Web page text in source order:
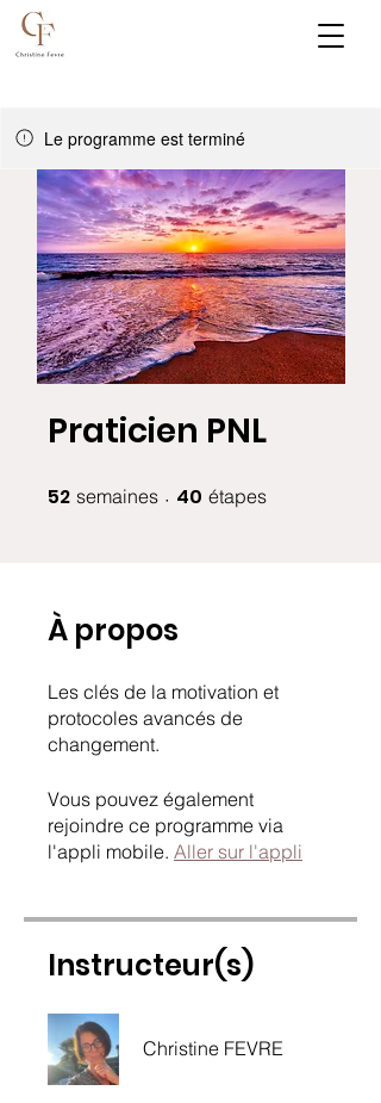
Le programme est terminé
Praticien PNL
52 semaines 52 semaines
40 étapes
À propos
Les clés de la motivation et
protocoles avancés de
changement.
Vous pouvez également
rejoindre ce programme via
l'appli mobile. Aller sur l'appli
Instructeur(s)
Christine FEVRE